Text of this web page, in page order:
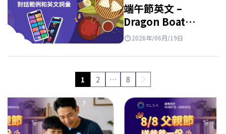
端午節英文 –
Dragon Boat
Festival：意義、習
2026年/06月/19日
1 2 … 8